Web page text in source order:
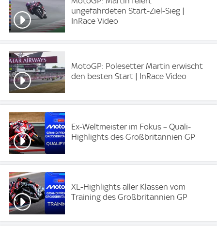
ungefährdeten Start-Ziel-Sieg |
InRace Video
MotoGP: Polesetter Martin erwischt
den besten Start | InRace Video
Ex-Weltmeister im Fokus – Quali-
Highlights des Großbritannien GP
XL-Highlights aller Klassen vom
Training des Großbritannien GP